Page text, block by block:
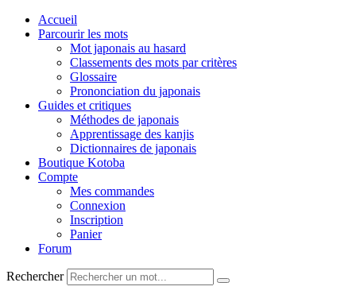
Accueil
Parcourir les mots
Mot japonais au hasard
Classements des mots par critères
Glossaire
Prononciation du japonais
Guides et critiques
Méthodes de japonais
Apprentissage des kanjis
Dictionnaires de japonais
Boutique Kotoba
Compte
Mes commandes
Connexion
Inscription
Panier
Forum
Rechercher